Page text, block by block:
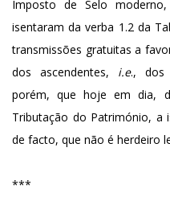
Imposto de Selo
isentaram da verba 1.2 da
transmissões gratuitas a
dos ascendentes, i.e., dos
porém, que hoje em dia,
Tributação do Património, a
de facto, que não é herdeiro
***